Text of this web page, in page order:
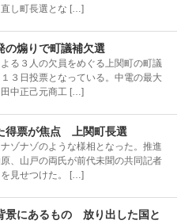
直し町長選とな […]
の煽りで町議補欠選
る３人の欠員をめぐる上関町の町議
３日投票となっている。中電の最大
中正己元商工 […]
得票が焦点 上関町長選
ゾナゾのような様相となった。推進
、山戸の両氏が前代未聞の共同記者
見せつけた。 […]
景にあるもの 放り出した国と